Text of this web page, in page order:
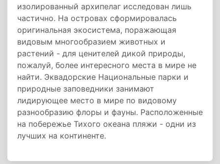
изолированный архипелаг исследован лишь
частично. На островах сформировалась
оригинальная экосистема, поражающая
видовым многообразием животных и
растений - для ценителей дикой природы,
пожалуй, более интересного места в мире не
найти. Эквадорские Национальные парки и
природные заповедники занимают
лидирующее место в мире по видовому
разнообразию флоры и фауны. Расположенные
на побережье Тихого океана пляжи - одни из
лучших на континенте.